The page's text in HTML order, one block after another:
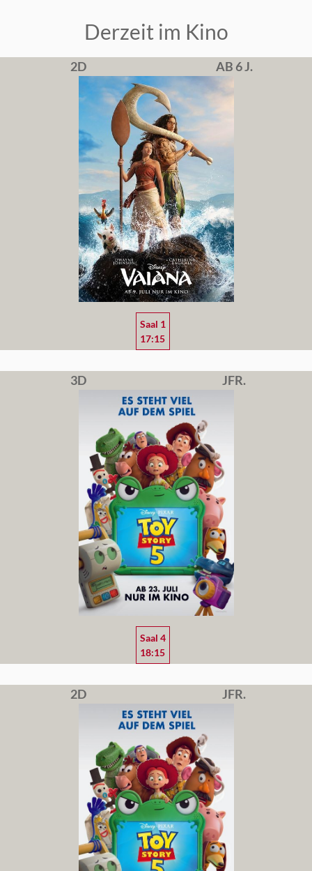
Derzeit im Kino
2D AB 6 J.
Saal 1
17:15
3D JFR.
Saal 4
18:15
2D JFR.